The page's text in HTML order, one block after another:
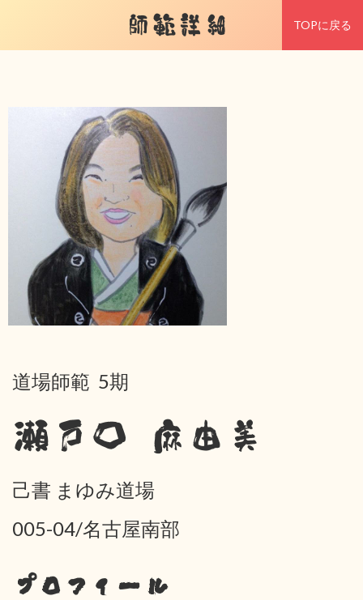
師範詳細 TOPに戻る
道場師範 5期
瀬戸口 麻由美
己書 まゆみ道場
005-04/名古屋南部
プロフィール